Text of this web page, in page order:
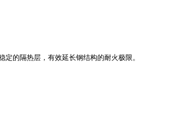
的隔热层，有效延长钢结构的耐火极限。